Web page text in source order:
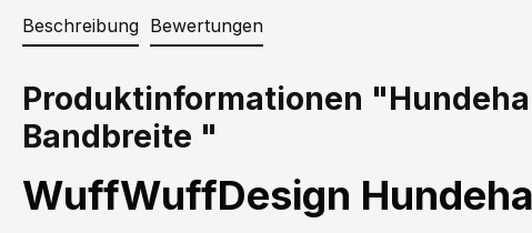
Beschreibung Bewertungen
Produktinformationen
Bandbreite "
WuffWuffDesign